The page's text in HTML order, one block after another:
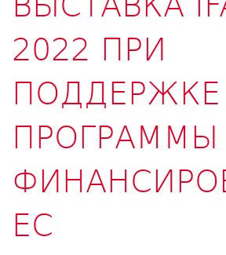
2022 ПРИ
ПОДДЕРЖКЕ
ПРОГРАММЫ
ЕС